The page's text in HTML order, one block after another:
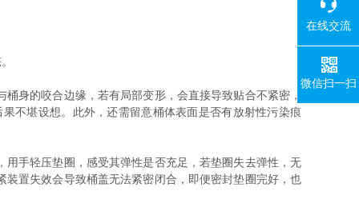
的咬合边缘，若有局部变形，会直接导致贴合不紧密，
不堪设想。此外，还需留意桶体表面是否有放射性污染痕
手轻压垫圈，感受其弹性是否充足，若垫圈失去弹性，无
置失效会导致桶盖无法紧密闭合，即便密封垫圈完好，也
在线交流
微信扫一扫